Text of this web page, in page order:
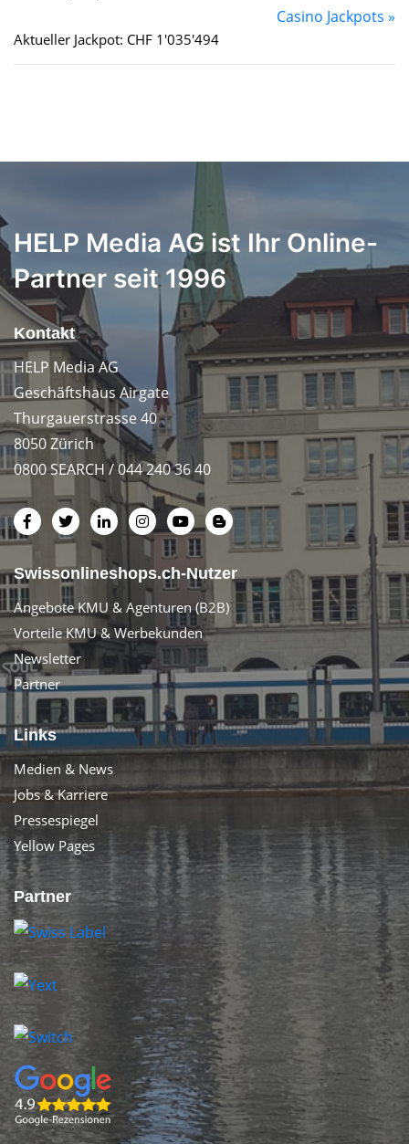
Casino Jackpots »
Aktueller Jackpot: CHF 1'035'494
HELP Media AG ist Ihr Online-
Partner seit 1996
Kontakt
HELP Media AG
Geschäftshaus Airgate
Thurgauerstrasse 40
8050 Zürich
0800 SEARCH / 044 240 36 40
Swissonlineshops.ch-Nutzer
Angebote KMU & Agenturen (B2B)
Vorteile KMU & Werbekunden
Newsletter
Partner
Links
Medien & News
Jobs & Karriere
Pressespiegel
Yellow Pages
Partner